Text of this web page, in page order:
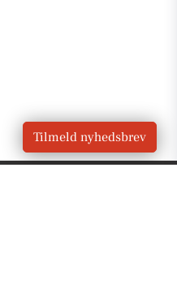
Tilmeld nyhedsbrev